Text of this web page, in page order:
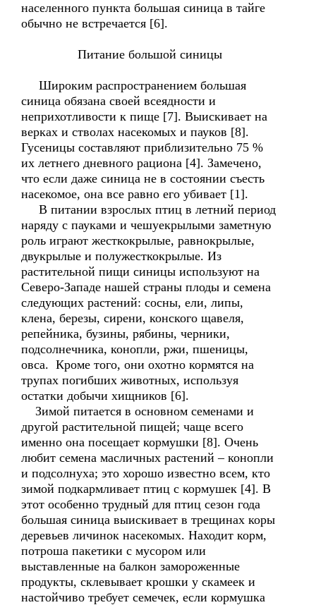
населенного пункта большая синица в тайге
обычно не встречается [6].
Питание большой синицы
Широким распространением большая
синица обязана своей всеядности и
неприхотливости к пище [7]. Выискивает на
верках и стволах насекомых и пауков [8].
Гусеницы составляют приблизительно 75 %
их летнего дневного рациона [4]. Замечено,
что если даже синица не в состоянии съесть
насекомое, она все равно его убивает [1].
В питании взрослых птиц в летний период
наряду с пауками и чешуекрылыми заметную
роль играют жесткокрылые, равнокрылые,
двукрылые и полужесткокрылые. Из
растительной пищи синицы используют на
Северо-Западе нашей страны плоды и семена
следующих растений: сосны, ели, липы,
клена, березы, сирени, конского щавеля,
репейника, бузины, рябины, черники,
подсолнечника, конопли, ржи, пшеницы,
овса. Кроме того, они охотно кормятся на
трупах погибших животных, используя
остатки добычи хищников [6].
Зимой питается в основном семенами и
другой растительной пищей; чаще всего
именно она посещает кормушки [8]. Очень
любит семена масличных растений – конопли
и подсолнуха; это хорошо известно всем, кто
зимой подкармливает птиц с кормушек [4]. В
этот особенно трудный для птиц сезон года
большая синица выискивает в трещинах коры
деревьев личинок насекомых. Находит корм,
потроша пакетики с мусором или
выставленные на балкон замороженные
продукты, склевывает крошки у скамеек и
настойчиво требует семечек, если кормушка